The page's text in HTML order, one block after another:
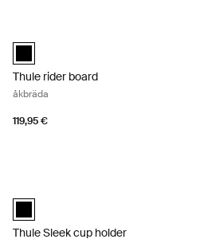
Thule rider board Svart (selected)
Thule rider board
åkbräda
119,95 €
Thule Sleek cup holder Svart (selected)
Thule Sleek cup holder